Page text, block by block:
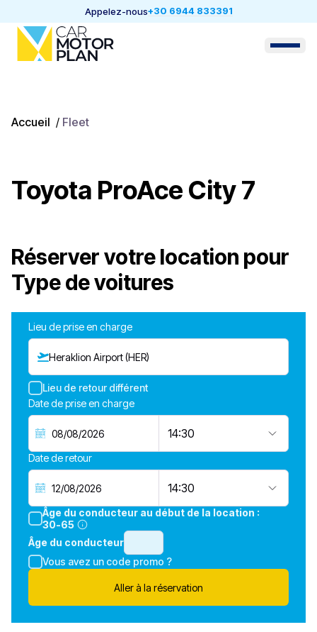
Appelez-nous+30 6944 833391
Accueil / Fleet
Toyota ProAce City 7
Réserver votre location pour
Type de voitures
Lieu de prise en charge
Heraklion Airport (HER)
Lieu de retour différent
Date de prise en charge
14:30
Date de retour
14:30
Âge du conducteur au début de la location :
30-65
Âge du conducteur
Vous avez un code promo ?
Aller à la réservation